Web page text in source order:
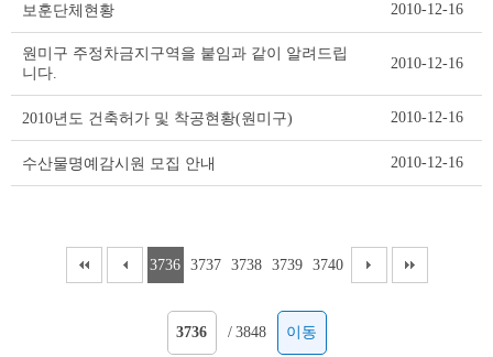
보훈단체현황 2010-12-16
원미구 주정차금지구역을 붙임과 같이 알려드립
니다.
2010-12-16
2010년도 건축허가 및 착공현황(원미구) 2010-12-16
수산물명예감시원 모집 안내 2010-12-16
3736 3737 3738 3739 3740
/ 3848 이동